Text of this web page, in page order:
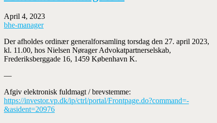
April 4, 2023
bhe-manager
Der afholdes ordinær generalforsamling torsdag den 27. april 2023,
kl. 11.00, hos Nielsen Nørager Advokatpartnerselskab,
Frederiksberggade 16, 1459 København K.
—
Afgiv elektronisk fuldmagt / brevstemme:
https://investor.vp.dk/ip/ctrl/portal/Frontpage.do?command=-
&asident=20976